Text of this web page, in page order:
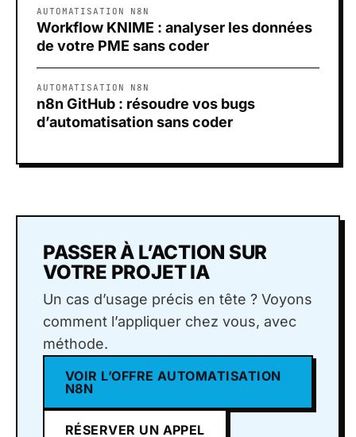
AUTOMATISATION N8N
Workflow KNIME : analyser les données
de votre PME sans coder
AUTOMATISATION N8N
n8n GitHub : résoudre vos bugs
d’automatisation sans coder
PASSER À L’ACTION SUR
VOTRE PROJET IA
Un cas d’usage précis en tête ? Voyons
comment l’appliquer chez vous, avec
méthode.
VOIR L’OFFRE AUTOMATISATION
N8N
RÉSERVER UN APPEL